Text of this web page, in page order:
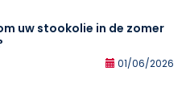
uw stookolie in de zomer
01/06/2026